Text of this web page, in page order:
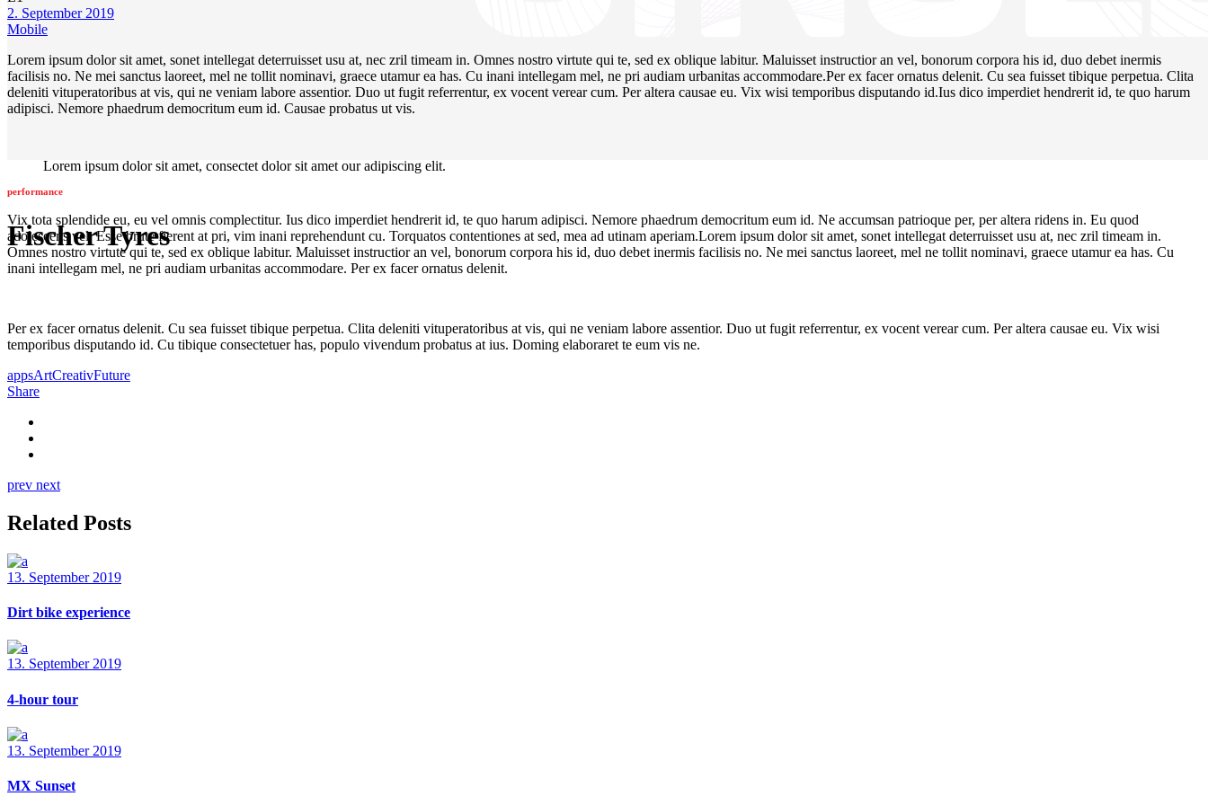
performance
Fischer Tyres
2. September 2019
Mobile
Lorem ipsum dolor sit amet, sonet intellegat deterruisset usu at, nec zril timeam in. Omnes nostro virtute qui te, sed ex oblique labitur. Maluisset instructior an vel, bonorum corpora his id, duo debet inermis
facilisis no. Ne mei sanctus laoreet, mel ne tollit nominavi, graece utamur ea has. Cu inani intellegam mel, ne pri audiam urbanitas accommodare.Per ex facer ornatus delenit. Cu sea fuisset tibique perpetua. Clita
deleniti vituperatoribus at vis, qui ne veniam labore assentior. Duo ut fugit referrentur, ex vocent verear cum. Per altera causae eu. Vix wisi temporibus disputando id.Ius dico imperdiet hendrerit id, te quo harum
adipisci. Nemore phaedrum democritum eum id. Causae probatus ut vis.
Lorem ipsum dolor sit amet, consectet dolor sit amet our adipiscing elit.
Vix tota splendide eu, eu vel omnis complectitur. Ius dico imperdiet hendrerit id, te quo harum adipisci. Nemore phaedrum democritum eum id. Ne accumsan patrioque per, per altera ridens in. Eu quod
adolescens vel. Esse brute fierent at pri, vim inani reprehendunt cu. Torquatos contentiones at sed, mea ad utinam aperiam.Lorem ipsum dolor sit amet, sonet intellegat deterruisset usu at, nec zril timeam in.
Omnes nostro virtute qui te, sed ex oblique labitur. Maluisset instructior an vel, bonorum corpora his id, duo debet inermis facilisis no. Ne mei sanctus laoreet, mel ne tollit nominavi, graece utamur ea has. Cu
inani intellegam mel, ne pri audiam urbanitas accommodare. Per ex facer ornatus delenit.
Per ex facer ornatus delenit. Cu sea fuisset tibique perpetua. Clita deleniti vituperatoribus at vis, qui ne veniam labore assentior. Duo ut fugit referrentur, ex vocent verear cum. Per altera causae eu. Vix wisi
temporibus disputando id. Cu tibique consectetuer has, populo vivendum probatus at ius. Doming elaboraret te eum vis ne.
appsArtCreativFuture
Share
prev next
Related Posts
13. September 2019
Dirt bike experience
13. September 2019
4-hour tour
13. September 2019
MX Sunset